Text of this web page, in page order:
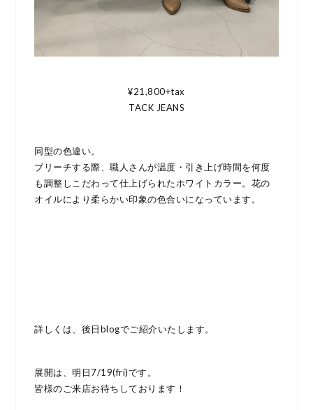
¥21,800+tax
TACK JEANS
同型の色違い。
ブリーチする際、職人さんが温度・引き上げ時間を何度
も調整しこだわって仕上げられたホワイトカラー。花の
オイルにより柔らかい印象の色合いになっています。
詳しくは、後日blogでご紹介いたします。
展開は、明日7/19(fri)です。
皆様のご来店お待ちしております！